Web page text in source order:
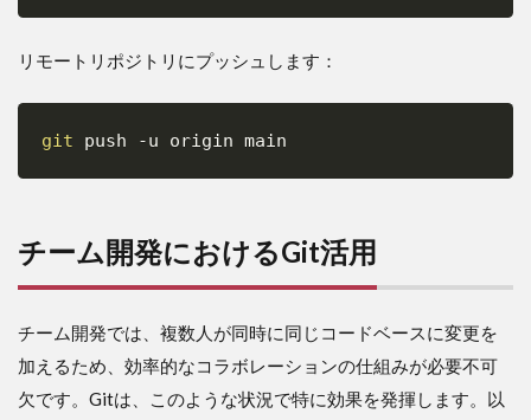
リモートリポジトリにプッシュします：
git push -u
チーム開発におけるGit活用
チーム開発では、複数人が同時に同じコードベースに変更を
加えるため、効率的なコラボレーションの仕組みが必要不可
欠です。Gitは、このような状況で特に効果を発揮します。以